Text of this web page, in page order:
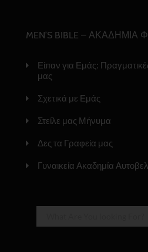
MEN’S BIBLE – ΑΚΑΔΗΜΙΑ
Είπαν για Εμάς:
μας
Σχετικά με Εμάς
Στείλε μας Μήνυμα
Δες τα Γραφεία μας
Γυναικεία Ακαδημία